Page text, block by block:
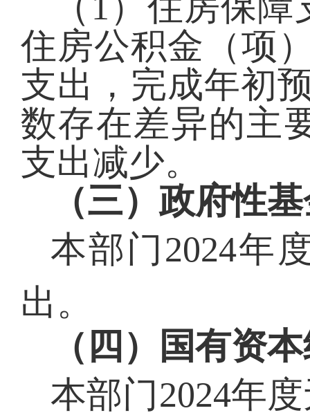
住房公积金（项
支出，完成年初
数存在差异的主
支出减少。
（三）政府性
本部门 2024年
出。
（四）国有资
本部门 2024年